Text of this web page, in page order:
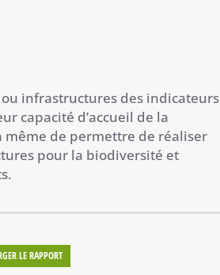
infrastructures des indicateurs
capacité d’accueil de la
même de permettre de réaliser
pour la biodiversité et
LE RAPPORT